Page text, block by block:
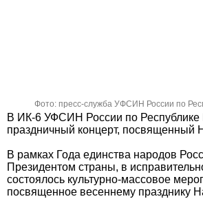
Фото: пресс-служба УФСИН России по
В ИК-6 УФСИН России по
праздничный концерт, посвященный
В рамках Года единства народов
Президентом страны, в
состоялось культурно-массовое
посвященное весеннему празднику